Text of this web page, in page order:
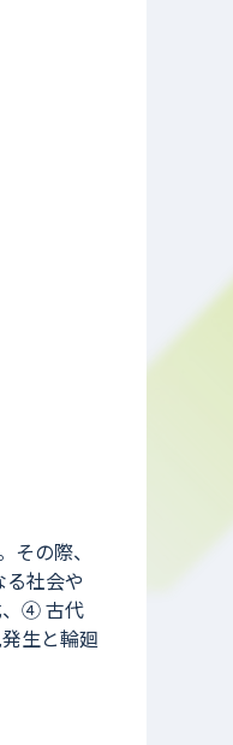
の際、
社会や
、④ 古代
生と輪廻